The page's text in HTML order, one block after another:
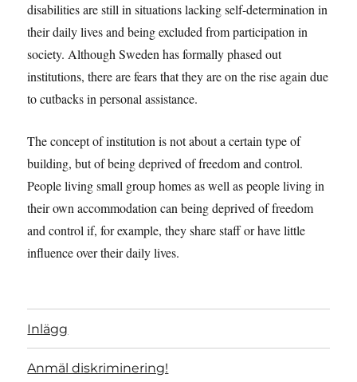
disabilities are still in situations lacking self-determination in
their daily lives and being excluded from participation in
society. Although Sweden has formally phased out
institutions, there are fears that they are on the rise again due
to cutbacks in personal assistance.
The concept of institution is not about a certain type of
building, but of being deprived of freedom and control.
People living small group homes as well as people living in
their own accommodation can being deprived of freedom
and control if, for example, they share staff or have little
influence over their daily lives.
Inlägg
Anmäl diskriminering!